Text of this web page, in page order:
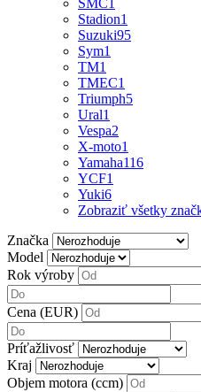
SMC
Stadion1
Suzuki95
Sym1
TM1
TMEC1
Triumph5
Ural1
Vespa2
X-moto1
Yamaha116
YCF1
Yuki6
Zobraziť všetky
Značka
Model
Rok výroby
Cena (EUR)
Príťažlivosť
Kraj
Objem motora (ccm)